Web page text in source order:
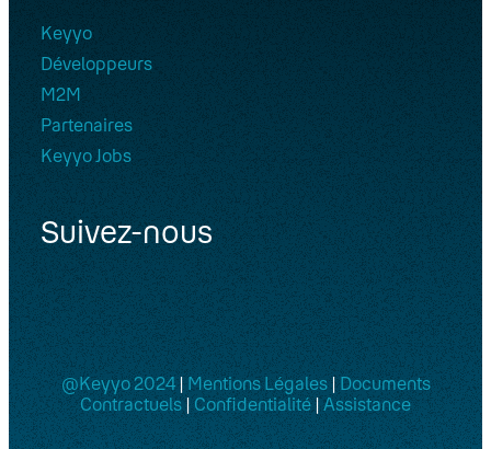
Keyyo
Développeurs
M2M
Partenaires
Keyyo Jobs
Suivez-nous
@Keyyo 2024| Mentions Légales|Documents
Contractuels|Confidentialité|Assistance